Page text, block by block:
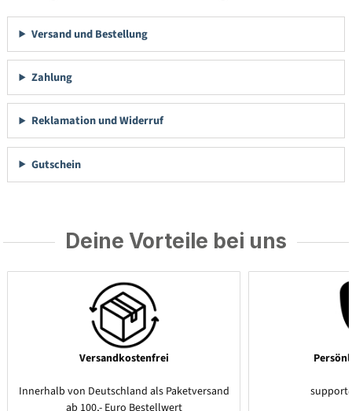
Versand und Bestellung
Zahlung
Reklamation und Widerruf
Gutschein
Deine Vorteile bei uns
Versandkostenfrei
Innerhalb von Deutschland als Paketversand
ab 100,- Euro Bestellwert